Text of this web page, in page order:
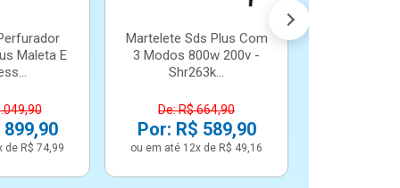
Maleta E
de R$ 74,99
Martelete Sds Plus Com
3 Modos 800w 200v -
Shr263k...
De: R$ 664,90
Por: R$ 589,90
ou em até 12x de R$ 49,16